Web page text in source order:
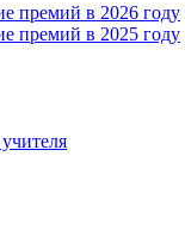
премий в 2026 году
премий в 2025 году